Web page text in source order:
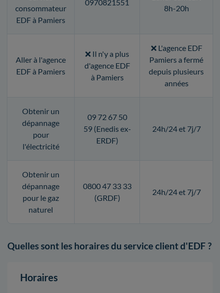
consommateur
EDF à Pamiers
0970821551
8h-20h
Aller à l'agence
EDF à Pamiers
❌ Il n'y a plus
d'agence EDF
à Pamiers
❌ L'agence EDF
Pamiers a fermé
depuis plusieurs
années
Obtenir un
dépannage
pour
l'électricité
09 72 67 50
59 (Enedis ex-
ERDF)
24h/24 et 7j/7
Obtenir un
dépannage
pour le gaz
naturel
0800 47 33 33
(GRDF)
24h/24 et 7j/7
Quelles sont les horaires du service client d'EDF ?
Horaires